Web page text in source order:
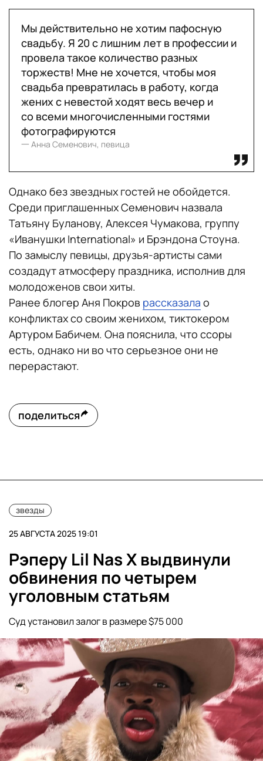
Мы действительно не хотим пафосную
свадьбу. Я 20 с лишним лет в профессии и
провела такое количество разных
торжеств! Мне не хочется, чтобы моя
свадьба превратилась в работу, когда
жених с невестой ходят весь вечер и
со всеми многочисленными гостями
фотографируются
一 Анна Семенович, певица
Однако без звездных гостей не обойдется.
Среди приглашенных Семенович назвала
Татьяну Буланову, Алексея Чумакова, группу
«Иванушки International» и Брэндона Стоуна.
По замыслу певицы, друзья-артисты сами
создадут атмосферу праздника, исполнив для
молодоженов свои хиты.
Ранее блогер Аня Покров рассказала о
конфликтах со своим женихом, тиктокером
Артуром Бабичем. Она пояснила, что ссоры
есть, однако ни во что серьезное они не
перерастают.
поделиться
звезды
25 АВГУСТА 2025 19:01
Рэперу Lil Nas X выдвинули
обвинения по четырем
уголовным статьям
Суд установил залог в размере $75 000